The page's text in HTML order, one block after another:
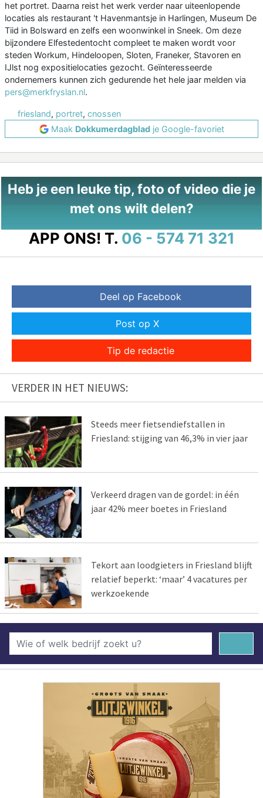
het portret. Daarna reist het werk verder naar uiteenlopende
locaties als restaurant 't Havenmantsje in Harlingen, Museum De
Tiid in Bolsward en zelfs een woonwinkel in Sneek. Om deze
bijzondere Elfestedentocht compleet te maken wordt voor
steden Workum, Hindeloopen, Sloten, Franeker, Stavoren en
IJlst nog expositielocaties gezocht. Geïnteresseerde
ondernemers kunnen zich gedurende het hele jaar melden via
pers@merkfryslan.nl.
friesland, portret, cnossen
Maak Dokkumerdagbladje Google-favoriet
Heb je een leuke tip, foto of video die je
met ons wilt delen?
APP ONS! T. 06 - 574 71 321
Deel op Facebook
Post op X
Tip de redactie
VERDER IN HET NIEUWS:
Steeds meer fietsendiefstallen in
Friesland: stijging van 46,3% in vier jaar
Verkeerd dragen van de gordel: in één
jaar 42% meer boetes in Friesland
Tekort aan loodgieters in Friesland blijft
relatief beperkt: ‘maar’ 4 vacatures per
werkzoekende